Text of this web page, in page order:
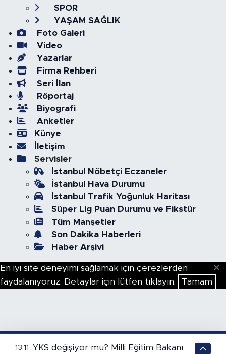
SPOR
YAŞAM SAĞLIK
Foto Galeri
Video
Yazarlar
Firma Rehberi
Seri İlan
Röportaj
Biyografi
Anketler
Künye
İletişim
Servisler
İstanbul Nöbetçi Eczaneler
İstanbul Hava Durumu
İstanbul Trafik Yoğunluk Haritası
Süper Lig Puan Durumu ve Fikstür
Tüm Manşetler
Son Dakika Haberleri
Haber Arşivi
En iyi site deneyimi sağlamak için çerezlerden
faydalanıyoruz. Detaylar için lütfen tıklayın.
Tamam
13:11
YKS değişiyor mu? Milli Eğitim Bakanı